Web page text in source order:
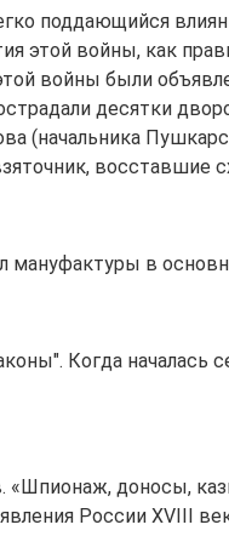
поддающийся
этой войны, как
войны были
десятки
(начальника
восставшие
мануфактуры в
Когда началась
доносы,
России XVIII